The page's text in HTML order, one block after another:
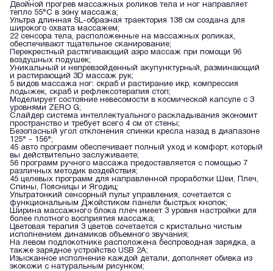
Двойной прогрев массажных роликов тела и ног направляет
тепло 55°С в зону массажа;
Ультра длинная SL-образная траектория 138 см создана для
широкого охвата массажем;
22 сенсора тела, расположенные на массажных роликах,
обеспечивают тщательное сканирование;
Перекрестный растягивающий аэро массаж при помощи 96
воздушных подушек;
Уникальный и непревзойденный акупунктурный, разминающий
и растирающий 3D массаж рук;
5 видов массажа ног: скраб и растирание икр, компрессия
лодыжек, скраб и рефлексотерапия стоп;
Моделирует состояние невесомости в космической капсуле с 3
уровнями ZERO G;
Слайдер система интеллектуального раскладывания экономит
пространство и требует всего 4 см от стены;
Безопасный угол отклонения спинки кресла назад в диапазоне
125° - 156°;
45 авто программ обеспечивает полный уход и комфорт, который
вы действительно заслуживаете;
56 программ ручного массажа предоставляется с помощью 7
различных методик воздействия;
45 целевых программ для направленной проработки Шеи, Плеч,
Спины, Поясницы и Ягодиц;
Ультратонкий сенсорный пульт управления, сочетается с
функциональным Джойстиком панели быстрых кнопок;
Ширина массажного блока плеч имеет 3 уровня настройки для
более плотного восприятия массажа;
Цветовая терапия 3 цветов сочетается с кристально чистым
исполнением динамиков объемного звучания;
На левом подлокотнике расположена беспроводная зарядка, а
также зарядное устройство USB 2А;
Изысканное исполнение каждой детали, дополняет обивка из
экокожи с натуральным рисунком;